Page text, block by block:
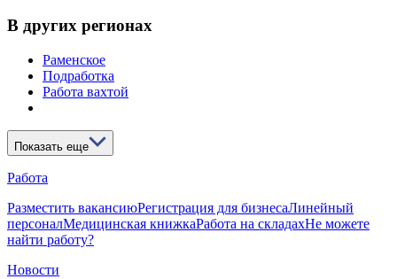
В других регионах
Раменское
Подработка
Работа вахтой
Показать еще
Работа
Разместить вакансиюРегистрация для бизнесаЛинейный
персоналМедицинская книжкаРабота на складахНе можете
найти работу?
Новости